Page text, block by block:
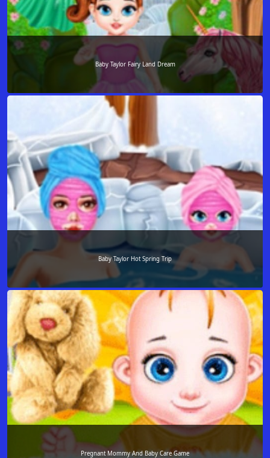
Baby Taylor Fairy Land Dream
Baby Taylor Hot Spring Trip
Pregnant Mommy And Baby Care Game